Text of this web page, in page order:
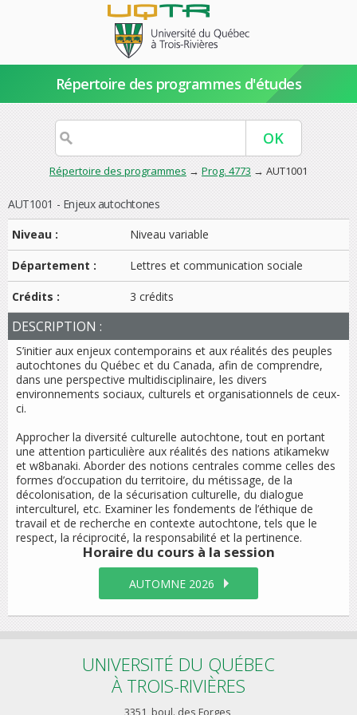
Répertoire des programmes d'études
Répertoire des programmes → Prog. 4773 → AUT1001
AUT1001 - Enjeux autochtones
Niveau :
Niveau variable
Département : Lettres et communication sociale
Crédits : 3 crédits
DESCRIPTION :
S’initier aux enjeux contemporains et aux réalités des peuples
autochtones du Québec et du Canada, afin de comprendre,
dans une perspective multidisciplinaire, les divers
environnements sociaux, culturels et organisationnels de ceux-
ci.
Approcher la diversité culturelle autochtone, tout en portant
une attention particulière aux réalités des nations atikamekw
et w8banaki. Aborder des notions centrales comme celles des
formes d’occupation du territoire, du métissage, de la
décolonisation, de la sécurisation culturelle, du dialogue
interculturel, etc. Examiner les fondements de l’éthique de
travail et de recherche en contexte autochtone, tels que le
respect, la réciprocité, la responsabilité et la pertinence.
Horaire du cours à la session
AUTOMNE 2026
UNIVERSITÉ DU QUÉBEC
À TROIS-RIVIÈRES